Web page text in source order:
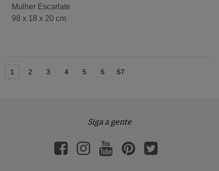
Mulher Escarlate
98 x 18 x 20 cm
1 2 3 4 5 6 67
Siga a gente